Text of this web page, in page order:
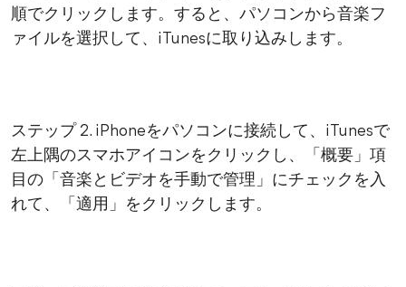
順でクリックします。すると、パソコンから音楽フ
ァイルを選択して、iTunesに取り込みします。
ステップ 2. iPhoneをパソコンに接続して、iTunesで
左上隅のスマホアイコンをクリックし、「概要」項
目の「音楽とビデオを手動で管理」にチェックを入
れて、「適用」をクリックします。